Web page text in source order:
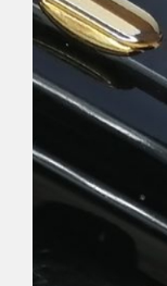
Déco
Livres & BD
Jeux & Jouets